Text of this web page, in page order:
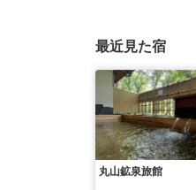
最近見た宿
丸山鉱泉旅館